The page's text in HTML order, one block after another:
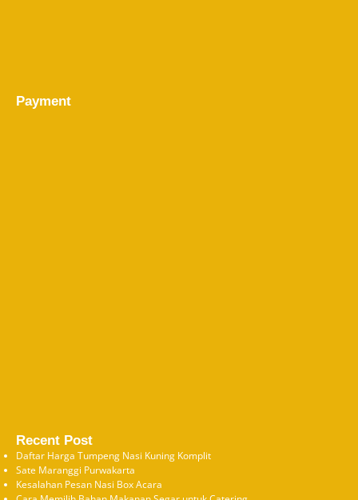
Payment
Recent Post
Daftar Harga Tumpeng Nasi Kuning Komplit
Sate Maranggi Purwakarta
Kesalahan Pesan Nasi Box Acara